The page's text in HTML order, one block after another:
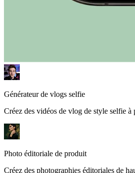
Générateur de vlogs selfie
Créez des vidéos de vlog de style selfie à
Photo éditoriale de produit
Créez des photographies éditoriales de